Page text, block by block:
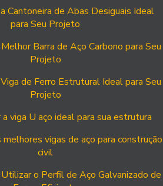
Cantoneira de Abas Desiguais Ideal
para Seu Projeto
Barra de Aço Carbono para Seu
Projeto
de Ferro Estrutural Ideal para Seu
Projeto
viga U aço ideal para sua estrutura
vigas de aço para construção
civil
o Perfil de Aço Galvanizado de